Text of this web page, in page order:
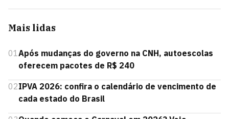
Mais lidas
01Após mudanças do governo na CNH, autoescolas
oferecem pacotes de R$ 240
02IPVA 2026: confira o calendário de vencimento de
cada estado do Brasil